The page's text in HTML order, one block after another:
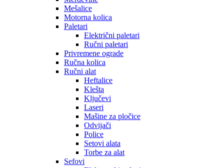
Mešalice
Motorna kolica
Paletari
Električni paletari
Ručni paletari
Privremene ograde
Ručna kolica
Ručni alat
Heftalice
Klešta
Ključevi
Laseri
Mašine za pločice
Odvijači
Police
Setovi alata
Torbe za alat
Sefovi